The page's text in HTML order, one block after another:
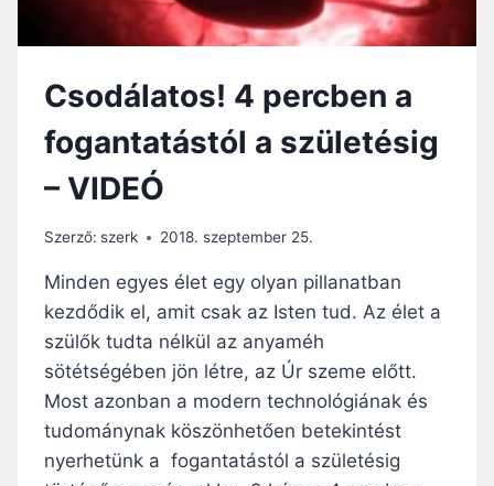
Csodálatos! 4 percben a
fogantatástól a születésig
– VIDEÓ
Szerző: szerk 2018. szeptember 25.
Minden egyes élet egy olyan pillanatban
kezdődik el, amit csak az Isten tud. Az élet a
szülők tudta nélkül az anyaméh
sötétségében jön létre, az Úr szeme előtt.
Most azonban a modern technológiának és
tudománynak köszönhetően betekintést
nyerhetünk a fogantatástól a születésig